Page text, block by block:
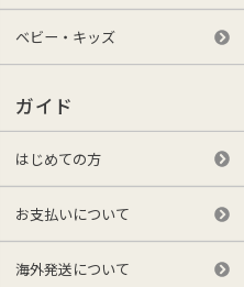
ベビー・キッズ
ガイド
はじめての方
お支払いについて
海外発送について